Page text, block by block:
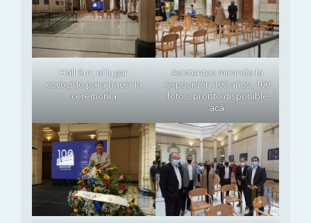
Hall Sur, el lugar
escogido para hacer la
ceremonia
Asistentes mirando la
exposición 100 años, 100
fotos, pronto disponible
acá.